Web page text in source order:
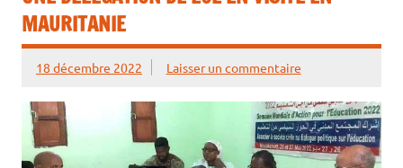
MAURITANIE
18 décembre 2022 Laisser un commentaire